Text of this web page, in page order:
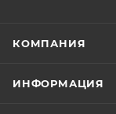
КОМПАНИЯ
ИНФОРМАЦИЯ